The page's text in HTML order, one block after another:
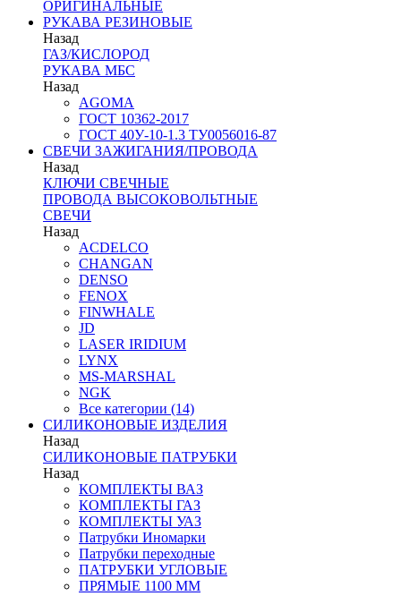
ОРИГИНАЛЬНЫЕ
РУКАВА РЕЗИНОВЫЕ
Назад
ГАЗ/КИСЛОРОД
РУКАВА МБС
Назад
AGOMA
ГОСТ 10362-2017
ГОСТ 40У-10-1.3 ТУ0056016-87
СВЕЧИ ЗАЖИГАНИЯ/ПРОВОДА
Назад
КЛЮЧИ СВЕЧНЫЕ
ПРОВОДА ВЫСОКОВОЛЬТНЫЕ
СВЕЧИ
Назад
ACDELCO
CHANGAN
DENSO
FENOX
FINWHALE
JD
LASER IRIDIUM
LYNX
MS-MARSHAL
NGK
Все категории (14)
СИЛИКОНОВЫЕ ИЗДЕЛИЯ
Назад
СИЛИКОНОВЫЕ ПАТРУБКИ
Назад
КОМПЛЕКТЫ ВАЗ
КОМПЛЕКТЫ ГАЗ
КОМПЛЕКТЫ УАЗ
Патрубки Иномарки
Патрубки переходные
ПАТРУБКИ УГЛОВЫЕ
ПРЯМЫЕ 1100 ММ